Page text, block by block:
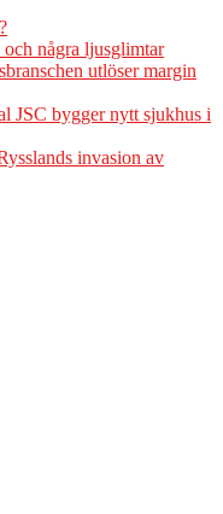
några ljusglimtar
utlöser margin
JSC bygger nytt sjukhus i
invasion av